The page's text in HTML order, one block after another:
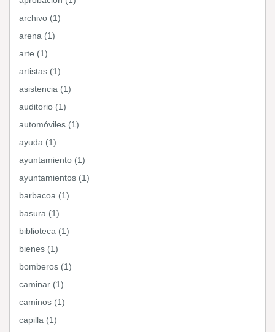
archivo (1)
arena (1)
arte (1)
artistas (1)
asistencia (1)
auditorio (1)
automóviles (1)
ayuda (1)
ayuntamiento (1)
ayuntamientos (1)
barbacoa (1)
basura (1)
biblioteca (1)
bienes (1)
bomberos (1)
caminar (1)
caminos (1)
capilla (1)